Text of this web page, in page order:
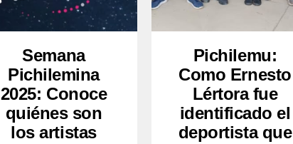
Semana
Pichilemina
2025: Conoce
quiénes son
los artistas
Pichilemu:
Como Ernesto
Lértora fue
identificado el
deportista que